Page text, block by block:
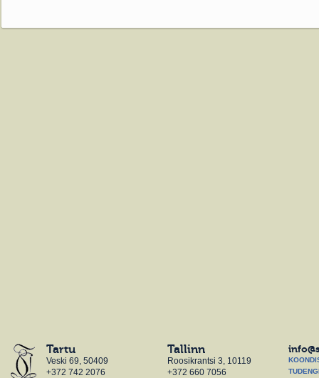
Tartu
Veski 69, 50409
+372 742 2076
Tallinn
Roosikrantsi 3, 10119
+372 660 7056